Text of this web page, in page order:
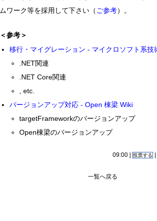
ムワーク等を採用して下さい（ ご参考）。
＜参考＞
移行・マイグレーション - マイクロソフト系技
.NET関連
.NET Core関連
, etc.
バージョンアップ対応 - Open 棟梁 Wiki
targetFrameworkのバージョンアップ
Open棟梁のバージョンアップ
09:00 | 投票する
一覧へ戻る